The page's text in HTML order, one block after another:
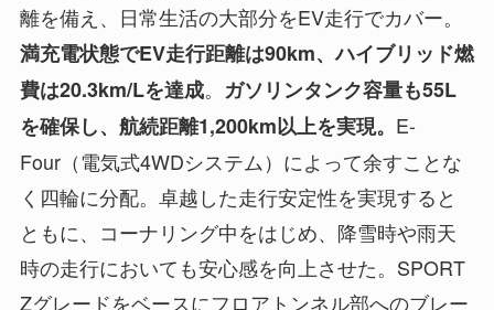
離を備え、日常生活の大部分をEV走行でカバー。
満充電状態でEV走行距離は90km、ハイブリッド燃
費は20.3km/Lを達成。 ガソリンタンク容量も55L
を確保し、航続距離1,200km以上を実現。 E-
Four（電気式4WDシステム）によって余すことな
く四輪に分配。卓越した走行安定性を実現すると
ともに、コーナリング中をはじめ、降雪時や雨天
時の走行においても安心感を向上させた。SPORT
Zグレードをベースにフロアトンネル部へのブレー